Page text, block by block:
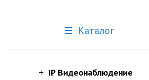
Каталог
IP Видеонаблюдение